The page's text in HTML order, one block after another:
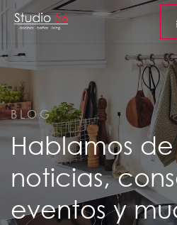
BLOG
Hablamos
noticias,
eventos y